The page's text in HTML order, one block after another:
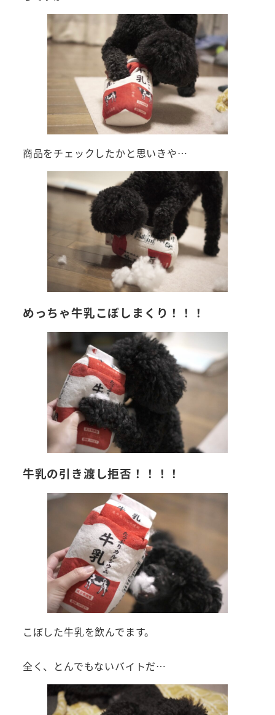
商品をチェックしたかと思いきや…
めっちゃ牛乳こぼしまくり！！！
牛乳の引き渡し拒否！！！！
こぼした牛乳を飲んでます。
全く、とんでもないバイトだ…